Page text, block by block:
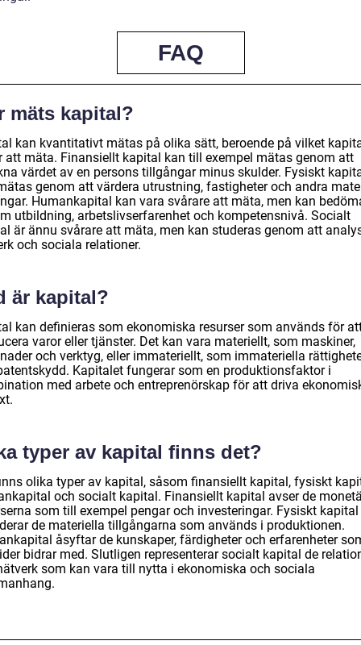
FAQ
mäts kapital?
kan kvantitativt mätas på olika sätt, beroende på vilket
att mäta. Finansiellt kapital kan till exempel mätas genom att
värdet av en persons tillgångar minus skulder. Fysiskt
genom att värdera utrustning, fastigheter och andra
Humankapital kan vara svårare att mäta, men kan
utbildning, arbetslivserfarenhet och kompetensnivå. Socialt
är ännu svårare att mäta, men kan studeras genom att
och sociala relationer.
är kapital?
kan definieras som ekonomiska resurser som används för
varor eller tjänster. Det kan vara materiellt, som maskiner,
och verktyg, eller immateriellt, som immateriella
Kapitalet fungerar som en produktionsfaktor i
med arbete och entreprenörskap för att driva
typer av kapital finns det?
olika typer av kapital, såsom finansiellt kapital, fysiskt
och socialt kapital. Finansiellt kapital avser de
som till exempel pengar och investeringar. Fysiskt kapital
de materiella tillgångarna som används i produktionen.
åsyftar de kunskaper, färdigheter och erfarenheter
bidrar med. Slutligen representerar socialt kapital de
som kan vara till nytta i ekonomiska och sociala